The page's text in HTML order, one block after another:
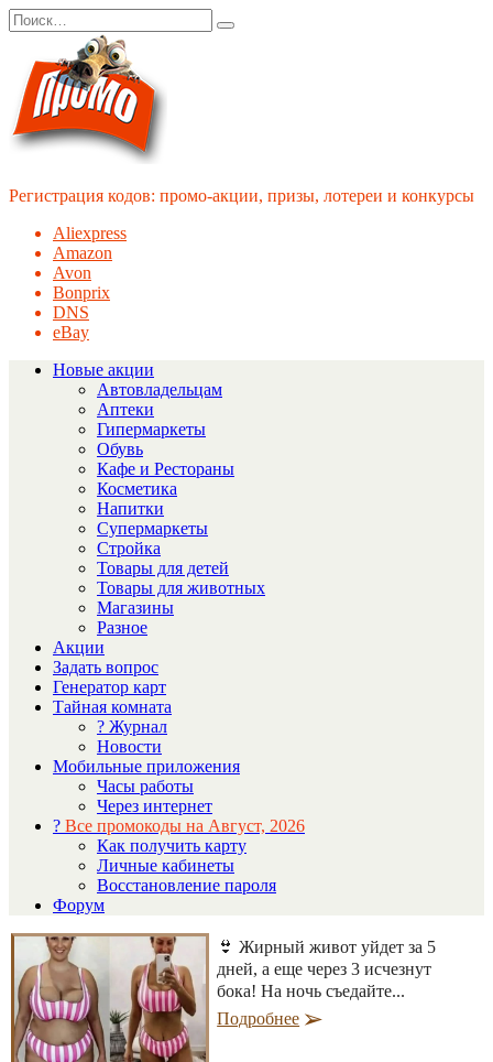
Перейти
к
содержанию
Search
for:
Регистрация кодов: промо-акции, призы, лотереи и конкурсы
Aliexpress
Amazon
Avon
Bonprix
DNS
eBay
Новые акции
Автовладельцам
Аптеки
Гипермаркеты
Обувь
Кафе и Рестораны
Косметика
Напитки
Супермаркеты
Стройка
Товары для детей
Товары для животных
Магазины
Разное
Акции
Задать вопрос
Генератор карт
Тайная комната
? Журнал
Новости
Мобильные приложения
Часы работы
Через интернет
? Все промокоды на Август, 2026
Как получить карту
Личные кабинеты
Восстановление пароля
Форум
👙 Жирный живот уйдет за 5
дней, а еще через 3 исчезнут
бока! На ночь съедайте...
Подробнее